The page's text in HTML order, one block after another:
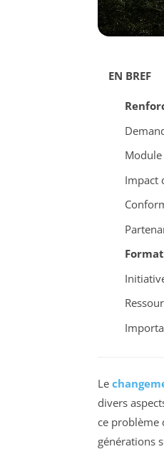
EN BREF
Module
Impact
Le
divers
ce problème
générations